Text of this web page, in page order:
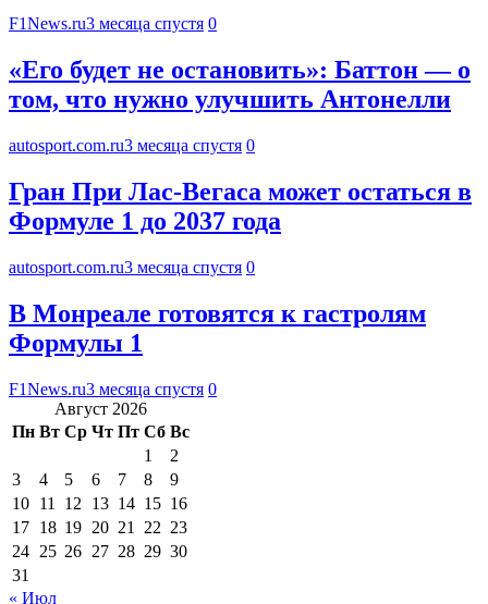
F1News.ru3 месяца спустя 0
«Его будет не остановить»: Баттон — о
том, что нужно улучшить Антонелли
autosport.com.ru3 месяца спустя 0
Гран При Лас-Вегаса может остаться в
Формуле 1 до 2037 года
autosport.com.ru3 месяца спустя 0
В Монреале готовятся к гастролям
Формулы 1
F1News.ru3 месяца спустя 0
Август 2026
Пн Вт Ср Чт Пт Сб Вс
1
2
3
4 5 6 7 8
9
10 11 12 13 14 15 16
17 18 19 20 21 22 23
24 25 26 27 28 29 30
31
« Июл